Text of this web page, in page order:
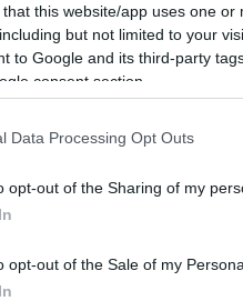
that this website/app uses one
but not limited to your
to Google and its third-party
consent section.
Data Processing Opt Outs
opt-out of the Sharing of my
opt-out of the Sale of my
(25-16, 22-25,